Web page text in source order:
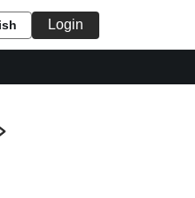
Login
12वीं का रिजल्ट लाइव